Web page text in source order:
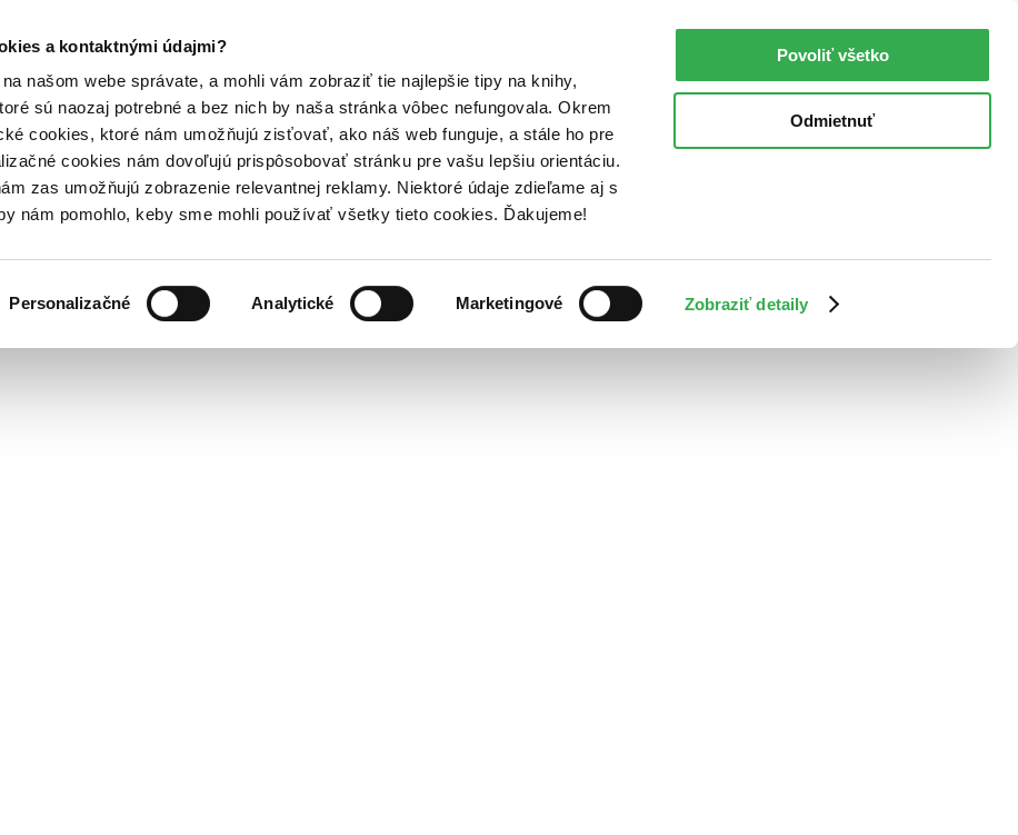
a kontaktnými údajmi?
našom webe správate, a mohli vám zobraziť tie najlepšie tipy na knihy,
sú naozaj potrebné a bez nich by naša stránka vôbec nefungovala. Okrem
cookies, ktoré nám umožňujú zisťovať, ako náš web funguje, a stále ho pre
cookies nám dovoľujú prispôsobovať stránku pre vašu lepšiu orientáciu.
zas umožňujú zobrazenie relevantnej reklamy. Niektoré údaje zdieľame aj s
nám pomohlo, keby sme mohli používať všetky tieto cookies. Ďakujeme!
Personalizačné Analytické Marketingové Zobraziť detaily
Povoliť všetko
Odmietnuť